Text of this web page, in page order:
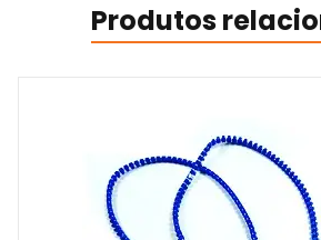
Produtos